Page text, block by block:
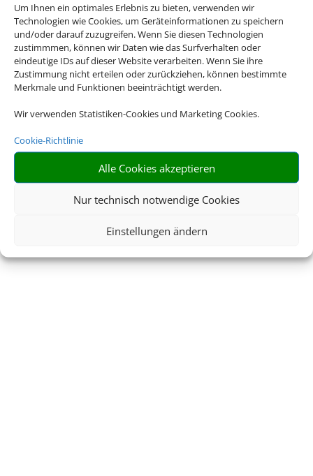
Um Ihnen ein optimales Erlebnis zu bieten, verwenden wir
Technologien wie Cookies, um Geräteinformationen zu speichern
und/oder darauf zuzugreifen. Wenn Sie diesen Technologien
zustimmmen, können wir Daten wie das Surfverhalten oder
eindeutige IDs auf dieser Website verarbeiten. Wenn Sie ihre
Zustimmung nicht erteilen oder zurückziehen, können bestimmte
Merkmale und Funktionen beeinträchtigt werden.
Wir verwenden Statistiken-Cookies und Marketing Cookies.
Cookie-Richtlinie
Alle Cookies akzeptieren
Nur technisch notwendige Cookies
Einstellungen ändern